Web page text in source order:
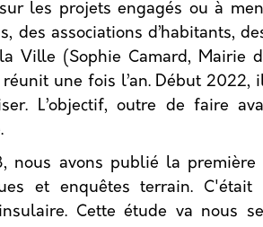
les projets engagés ou à
des associations d’habitants,
Ville (Sophie Camard, Mairie
une fois l’an. Début
L’objectif, outre de faire
nous avons publié la
et enquêtes terrain.
Cette étude va nous